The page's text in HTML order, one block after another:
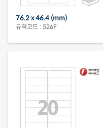
76.2 x 46.4 (mm)
규격코드 : 526F